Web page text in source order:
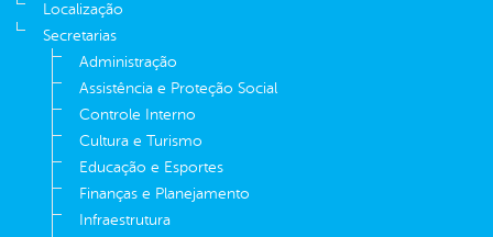
Localização
Secretarias
Administração
Assistência e Proteção Social
Controle Interno
Cultura e Turismo
Educação e Esportes
Finanças e Planejamento
Infraestrutura